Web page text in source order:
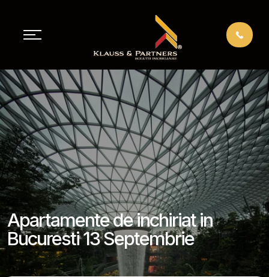
Apartamente de inchiriat in
Bucuresti 13 Septembrie